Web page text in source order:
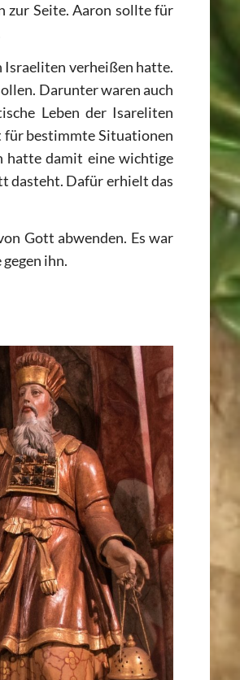
zur Seite. Aaron sollte für
Israeliten verheißen hatte.
Darunter waren auch
Leben der Isareliten
für bestimmte Situationen
hatte damit eine wichtige
dasteht. Dafür erhielt das
Gott abwenden. Es war
ihn.